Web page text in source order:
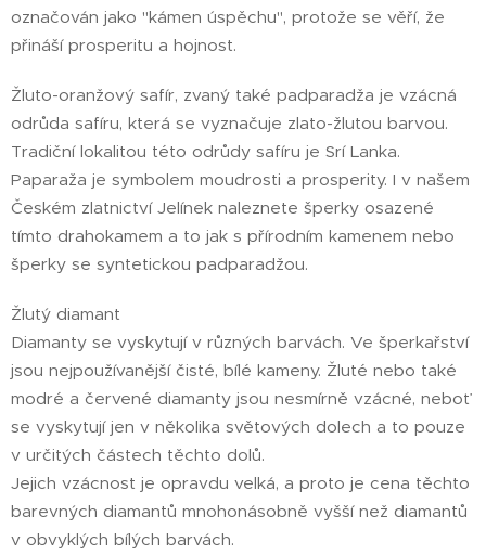
označován jako "kámen úspěchu", protože se věří, že
přináší prosperitu a hojnost.
Žluto-oranžový safír, zvaný také padparadža je vzácná
odrůda safíru, která se vyznačuje zlato-žlutou barvou.
Tradiční lokalitou této odrůdy safíru je Srí Lanka.
Paparaža je symbolem moudrosti a prosperity. I v našem
Českém zlatnictví Jelínek naleznete šperky osazené
tímto drahokamem a to jak s přírodním kamenem nebo
šperky se syntetickou padparadžou.
Žlutý diamant
Diamanty se vyskytují v různých barvách. Ve šperkařství
jsou nejpoužívanější čisté, bílé kameny. Žluté nebo také
modré a červené diamanty jsou nesmírně vzácné, neboť
se vyskytují jen v několika světových dolech a to pouze
v určitých částech těchto dolů.
Jejich vzácnost je opravdu velká, a proto je cena těchto
barevných diamantů mnohonásobně vyšší než diamantů
v obvyklých bílých barvách.